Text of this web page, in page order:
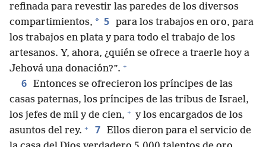
refinada para revestir las paredes de los diversos
compartimientos, * 5 para los trabajos en oro, para
los trabajos en plata y para todo el trabajo de los
artesanos. Y, ahora, ¿quién se ofrece a traerle hoy a
Jehová una donación?”. +
6 Entonces se ofrecieron los príncipes de las
casas paternas, los príncipes de las tribus de Israel,
los jefes de mil y de cien, + y los encargados de los
asuntos del rey. + 7 Ellos dieron para el servicio de